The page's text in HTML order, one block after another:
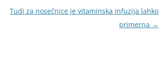
Tudi za nosečnice je vitaminska infuzija lahko
primerna →